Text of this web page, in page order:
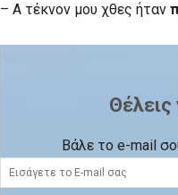
– Α τέκνον μου χθες ήταν
Βάλε το e-mail